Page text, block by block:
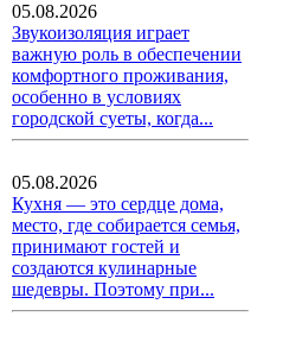
05.08.2026
Звукоизоляция играет
важную роль в обеспечении
комфортного проживания,
особенно в условиях
городской суеты, когда...
05.08.2026
Кухня — это сердце дома,
место, где собирается семья,
принимают гостей и
создаются кулинарные
шедевры. Поэтому при...